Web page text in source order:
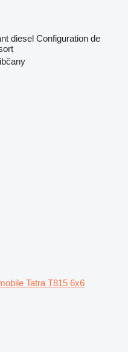
diesel Configuration de
Tatra T815 6x6